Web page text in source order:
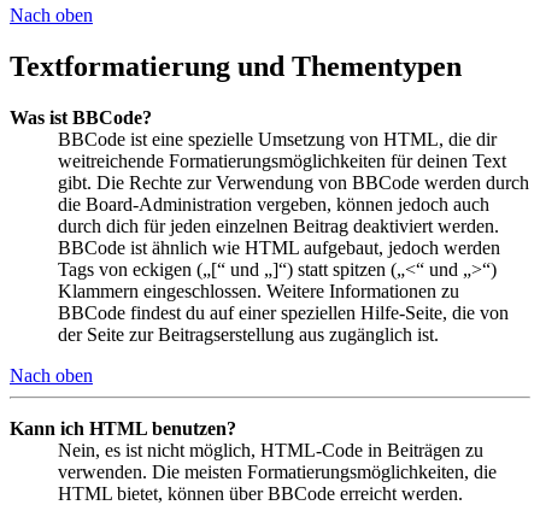
Nach oben
Textformatierung und Thementypen
Was ist BBCode?
BBCode ist eine spezielle Umsetzung von HTML, die dir
weitreichende Formatierungsmöglichkeiten für deinen Text
gibt. Die Rechte zur Verwendung von BBCode werden durch
die Board-Administration vergeben, können jedoch auch
durch dich für jeden einzelnen Beitrag deaktiviert werden.
BBCode ist ähnlich wie HTML aufgebaut, jedoch werden
Tags von eckigen („[“ und „]“) statt spitzen („<“ und „>“)
Klammern eingeschlossen. Weitere Informationen zu
BBCode findest du auf einer speziellen Hilfe-Seite, die von
der Seite zur Beitragserstellung aus zugänglich ist.
Nach oben
Kann ich HTML benutzen?
Nein, es ist nicht möglich, HTML-Code in Beiträgen zu
verwenden. Die meisten Formatierungsmöglichkeiten, die
HTML bietet, können über BBCode erreicht werden.